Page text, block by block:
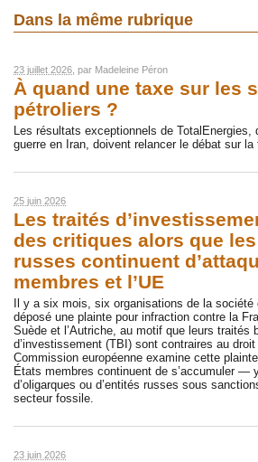
Dans la même rubrique
23 juillet 2026 , par Madeleine Péron
À quand une taxe sur les
pétroliers ?
Les résultats exceptionnels de TotalEnergies,
guerre en Iran, doivent relancer le débat sur
25 juin 2026
Les traités
des critiques alors que
russes continuent
membres et l’UE
Il y a six mois, six organisations de la
déposé une plainte pour infraction contre la
Suède et l’Autriche, au motif que leurs traités
d’investissement (TBI) sont contraires au
Commission européenne examine cette
États membres continuent de s’accumuler —
d’oligarques ou d’entités russes sous
secteur fossile.
23 juin 2026